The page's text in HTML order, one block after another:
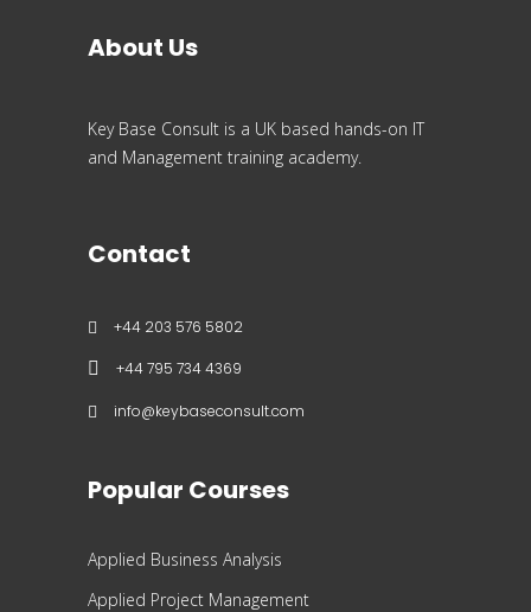
About Us
Key Base Consult is a UK based hands-on IT
and Management training academy.
Contact
+44 203 576 5802
+44 795 734 4369
info@keybaseconsult.com
Popular Courses
Applied Business Analysis
Applied Project Management